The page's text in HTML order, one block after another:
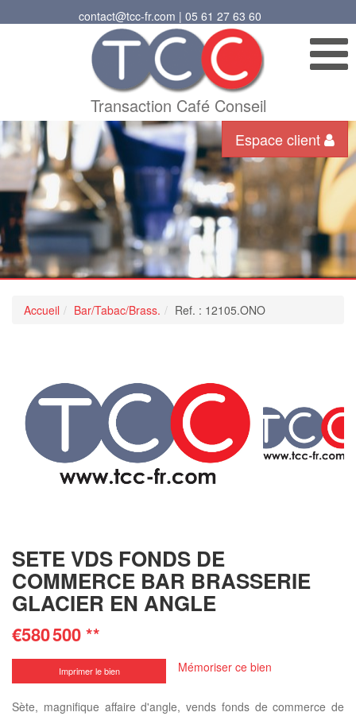
contact@tcc-fr.com | 05 61 27 63 60
Transaction Café Conseil
Espace client
Accueil Bar/Tabac/Brass. Ref. : 12105.ONO
SETE VDS FONDS DE
COMMERCE BAR BRASSERIE
GLACIER EN ANGLE
€580 500**
Imprimer le bien Mémoriser ce bien
Sète, magnifique affaire d'angle, vends fonds de commerce de